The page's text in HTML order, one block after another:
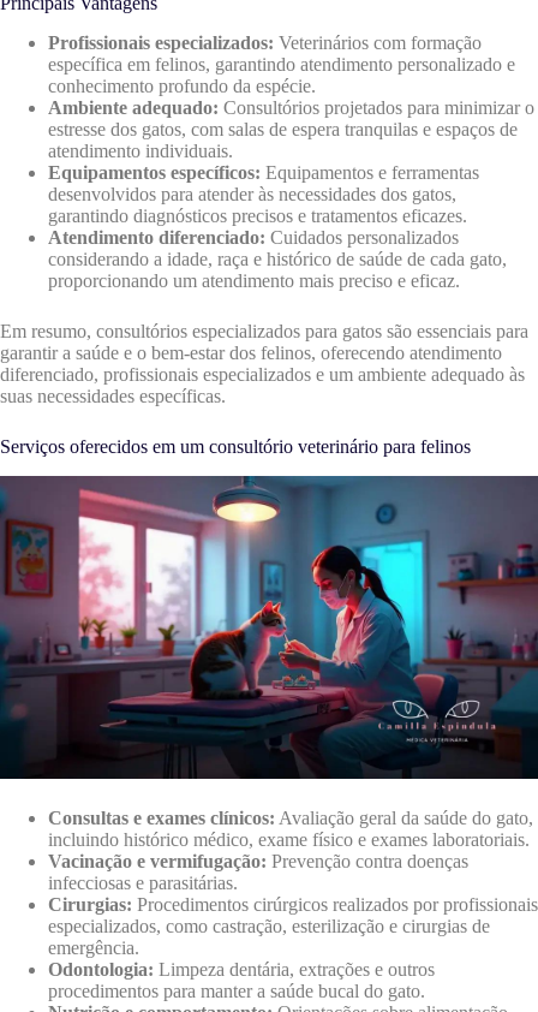
Profissionais especializados: Veterinários com formação
específica em felinos, garantindo atendimento personalizado e
conhecimento profundo da espécie.
Ambiente adequado: Consultórios projetados para minimizar o
estresse dos gatos, com salas de espera tranquilas e espaços de
atendimento individuais.
Equipamentos específicos: Equipamentos e ferramentas
desenvolvidos para atender às necessidades dos gatos,
garantindo diagnósticos precisos e tratamentos eficazes.
Atendimento diferenciado: Cuidados personalizados
considerando a idade, raça e histórico de saúde de cada gato,
proporcionando um atendimento mais preciso e eficaz.
Em resumo, consultórios especializados para gatos são essenciais para
garantir a saúde e o bem-estar dos felinos, oferecendo atendimento
diferenciado, profissionais especializados e um ambiente adequado às
suas necessidades específicas.
Serviços oferecidos em um consultório veterinário para felinos
Consultas e exames clínicos: Avaliação geral da saúde do gato,
incluindo histórico médico, exame físico e exames laboratoriais.
Vacinação e vermifugação: Prevenção contra doenças
infecciosas e parasitárias.
Cirurgias: Procedimentos cirúrgicos realizados por profissionais
especializados, como castração, esterilização e cirurgias de
emergência.
Odontologia: Limpeza dentária, extrações e outros
procedimentos para manter a saúde bucal do gato.